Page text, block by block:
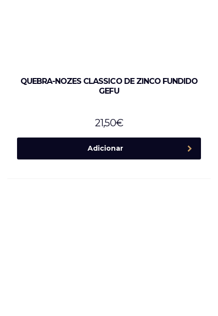
QUEBRA-NOZES CLASSICO DE ZINCO FUNDIDO
GEFU
21,50€
Adicionar